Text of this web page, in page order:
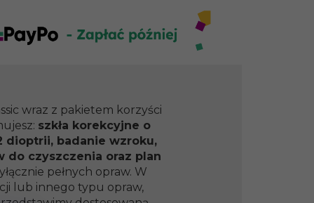
wraz z pakietem korzyści
szkła korekcyjne o
dioptrii, badanie wzroku,
do czyszczenia oraz plan
pełnych opraw. W
lub innego typu opraw,